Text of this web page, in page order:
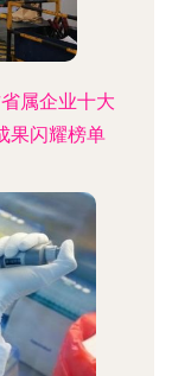
属企业十大
果闪耀榜单